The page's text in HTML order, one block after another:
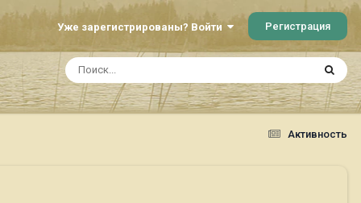
Уже зарегистрированы? Войти Регистрация
Активность